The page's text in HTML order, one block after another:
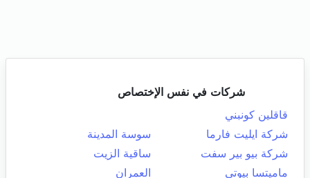
شركات في نفس الإختصاص
قاقلين كونبني
شركة ايليت فارما
سوسة المدينة
شركة بيو بير سفت
ساقية الزيت
ماميتسا بيوتي
العمران